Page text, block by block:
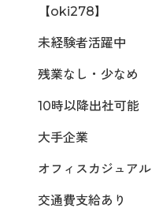
【oki278】
未経験者活躍中
残業なし・少なめ
10時以降出社可能
大手企業
オフィスカジュアル
交通費支給あり